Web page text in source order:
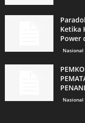
Ketika
Power
Nasional
Nasional